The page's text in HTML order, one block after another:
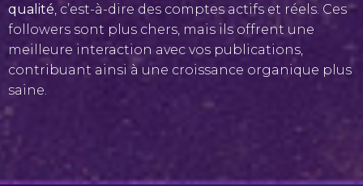
qualité , c’est-à-dire des comptes actifs et réels. Ces
followers sont plus chers, mais ils offrent une
meilleure interaction avec vos publications,
contribuant ainsi à une croissance organique plus
saine.